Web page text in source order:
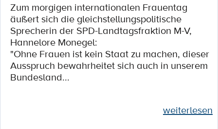
Zum morgigen internationalen Frauentag
äußert sich die gleichstellungspolitische
Sprecherin der SPD-Landtagsfraktion M-V,
Hannelore Monegel:
"Ohne Frauen ist kein Staat zu machen, dieser
Ausspruch bewahrheitet sich auch in unserem
Bundesland...
weiterlesen